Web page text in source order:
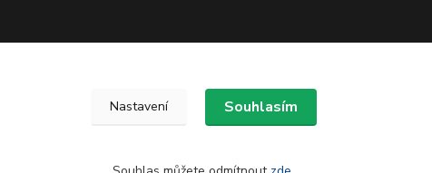
Nastavení Souhlasím